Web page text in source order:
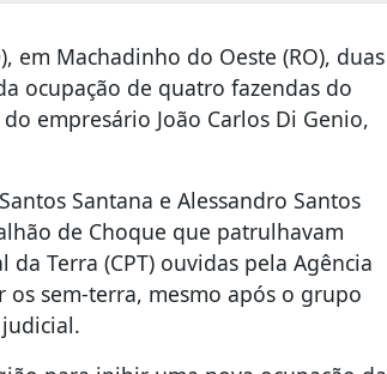
Machadinho do Oeste (RO), duas
ocupação de quatro fazendas do
empresário João Carlos Di Genio,
Santana e Alessandro Santos
de Choque que patrulhavam
Terra (CPT) ouvidas pela Agência
sem-terra, mesmo após o grupo